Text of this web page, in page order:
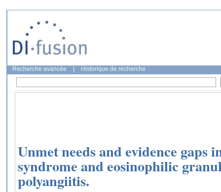
Recherche avancée Historique de recherche
Unmet needs and evidence gaps
syndrome and eosinophilic
polyangiitis.